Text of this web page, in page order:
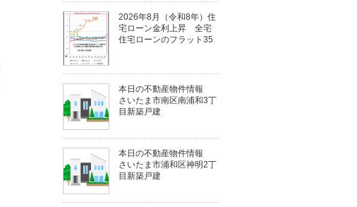
2026年8月（令和8年）住
宅ローン金利上昇 全宅
住宅ローンのフラット35
本日の不動産物件情報
さいたま市南区南浦和3丁
目新築戸建
本日の不動産物件情報
さいたま市浦和区神明2丁
目新築戸建